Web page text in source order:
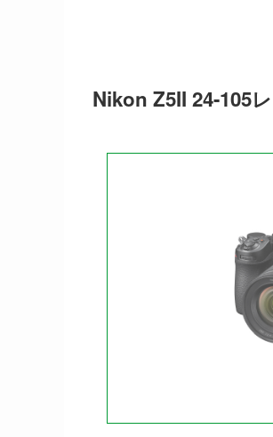
Nikon Z5II 24-105